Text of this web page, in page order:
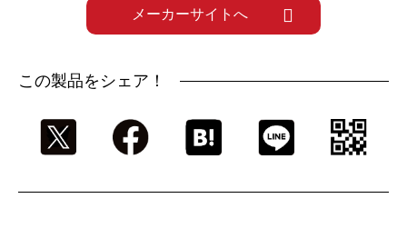
メーカーサイトへ
この製品をシェア！